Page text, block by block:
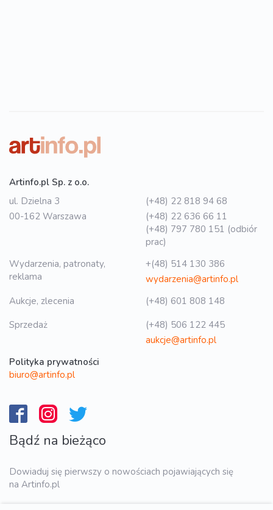
Artinfo.pl Sp. z o.o.
ul. Dzielna 3
00-162 Warszawa
(+48) 22 818 94 68
(+48) 22 636 66 11
(+48) 797 780 151 (odbiór
prac)
Wydarzenia, patronaty,
reklama
+(48) 514 130 386
wydarzenia@artinfo.pl
Aukcje, zlecenia
(+48) 601 808 148
Sprzedaż
(+48) 506 122 445
aukcje@artinfo.pl
Polityka prywatności
biuro@artinfo.pl
Bądź na bieżąco
Dowiaduj się pierwszy o nowościach pojawiających się
na Artinfo.pl